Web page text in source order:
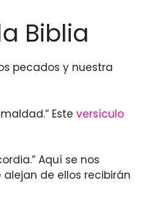
Biblia
pecados y nuestra
Este versículo
Aquí se nos
de ellos recibirán